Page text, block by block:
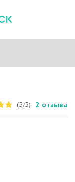
(5/5) 2 отзыва